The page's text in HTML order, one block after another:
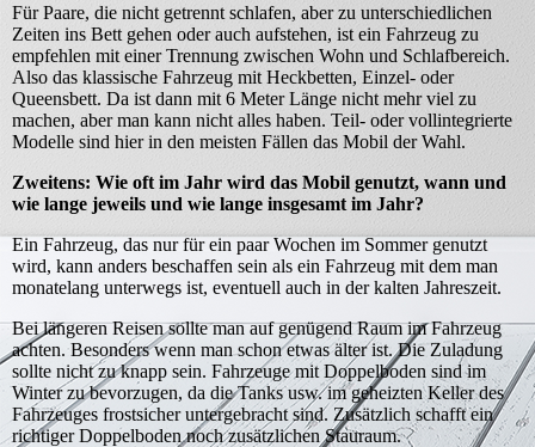
Für Paare, die nicht getrennt schlafen, aber zu unterschiedlichen
Zeiten ins Bett gehen oder auch aufstehen, ist ein Fahrzeug zu
empfehlen mit einer Trennung zwischen Wohn und Schlafbereich.
Also das klassische Fahrzeug mit Heckbetten, Einzel- oder
Queensbett. Da ist dann mit 6 Meter Länge nicht mehr viel zu
machen, aber man kann nicht alles haben. Teil- oder vollintegrierte
Modelle sind hier in den meisten Fällen das Mobil der Wahl.
Zweitens: Wie oft im Jahr wird das Mobil genutzt, wann und
wie lange jeweils und wie lange insgesamt im Jahr?
Ein Fahrzeug, das nur für ein paar Wochen im Sommer genutzt
wird, kann anders beschaffen sein als ein Fahrzeug mit dem man
monatelang unterwegs ist, eventuell auch in der kalten Jahreszeit.
Bei längeren Reisen sollte man auf genügend Raum im Fahrzeug
achten. Besonders wenn man schon etwas älter ist. Die Zuladung
sollte nicht zu knapp sein. Fahrzeuge mit Doppelboden sind im
Winter zu bevorzugen, da die Tanks usw. im geheizten Keller des
Fahrzeuges frostsicher untergebracht sind. Zusätzlich schafft ein
richtiger Doppelboden noch zusätzlichen Stauraum.